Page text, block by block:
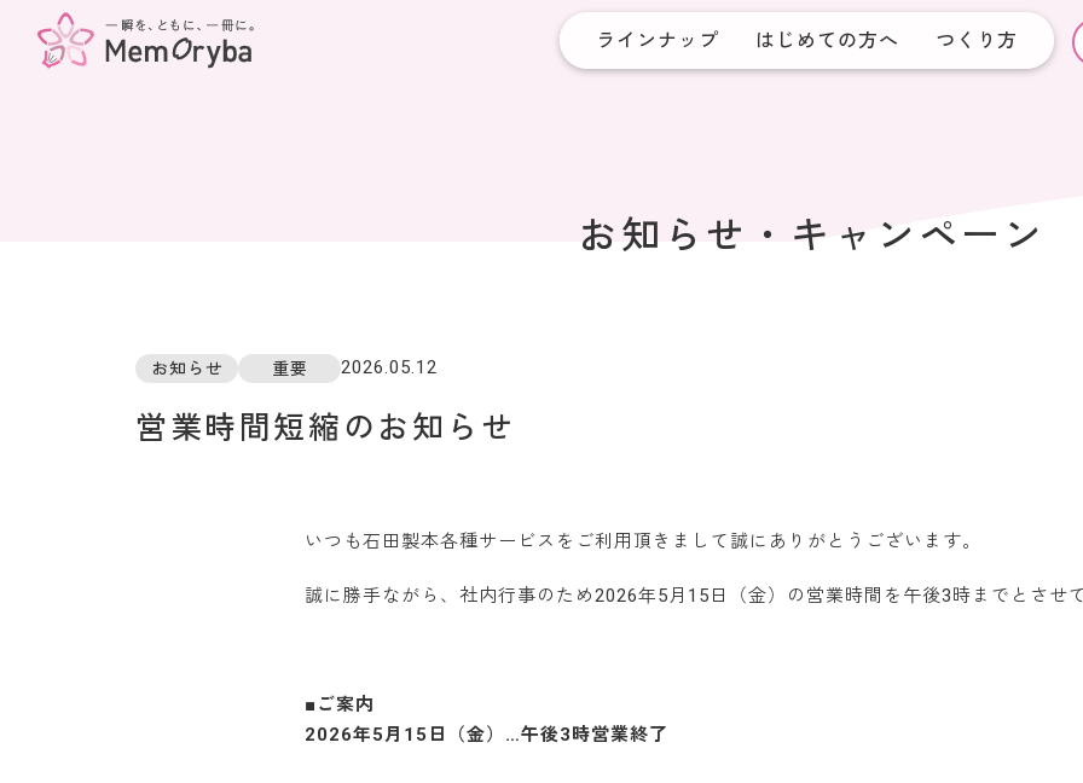
ラインナップ はじめての方へ つくり方
お知らせ・ キャンペーン
お知らせ 重要 2026.05.12
営業時間短縮のお知らせ
いつも石田製本各種サービスをご利用頂きまして誠にありがとうございます。
誠に勝手ながら、社内行事のため2026年5月15日（金）の営業時間を午後3時までとさせ
■ご案内
2026年5月15日（金）…午後3時営業終了